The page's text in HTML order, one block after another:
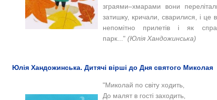
зграями–хмарами вони
затишку, кричали, сварилися, і це
непомітно прилетів і як
парк..." (Юлія Хандожинська)
Юлія Хандожинська. Дитячі вірші до Дня святого Миколая
"Миколай по світу ходить,
До малят в гості заходить,